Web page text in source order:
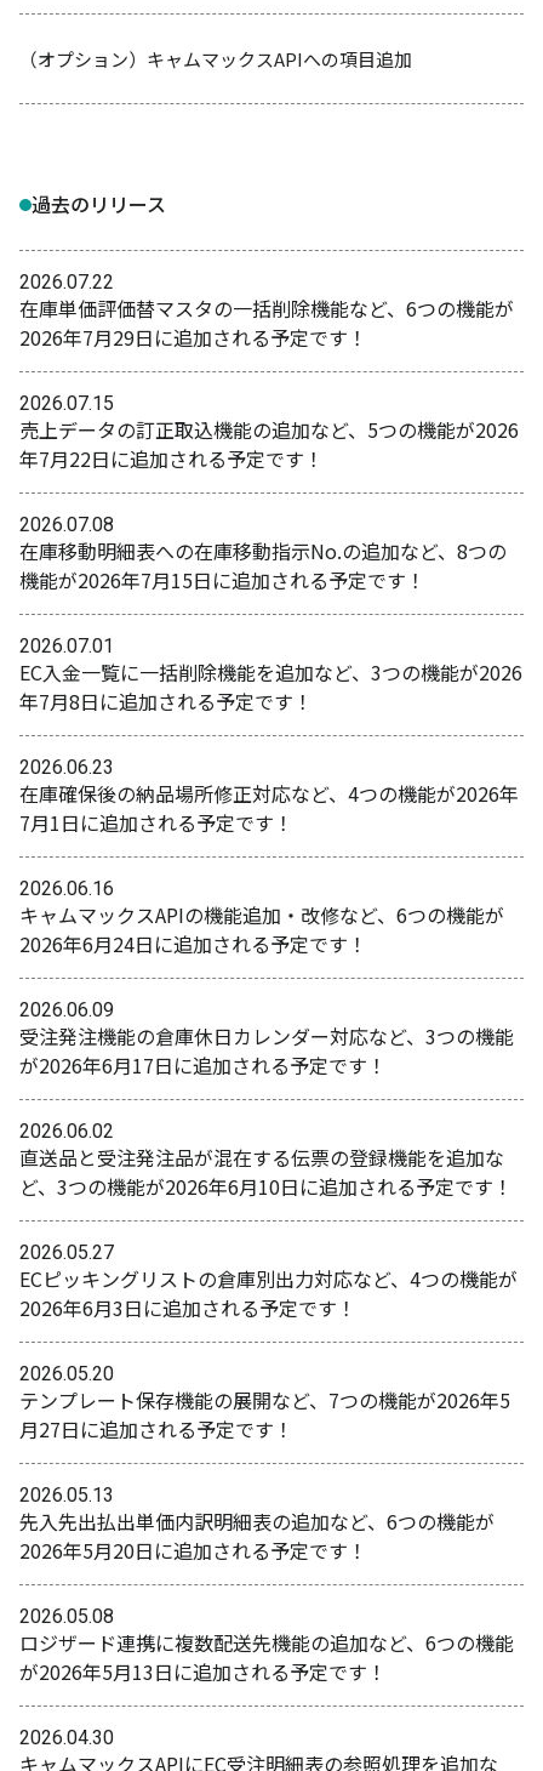
（オプション）キャムマックスAPIへの項目追加
過去のリリース
2026.07.22
在庫単価評価替マスタの一括削除機能など、6つの機能が
2026年7月29日に追加される予定です！
2026.07.15
売上データの訂正取込機能の追加など、5つの機能が2026
年7月22日に追加される予定です！
2026.07.08
在庫移動明細表への在庫移動指示No.の追加など、8つの
機能が2026年7月15日に追加される予定です！
2026.07.01
EC入金一覧に一括削除機能を追加など、3つの機能が2026
年7月8日に追加される予定です！
2026.06.23
在庫確保後の納品場所修正対応など、4つの機能が2026年
7月1日に追加される予定です！
2026.06.16
キャムマックスAPIの機能追加・改修など、6つの機能が
2026年6月24日に追加される予定です！
2026.06.09
受注発注機能の倉庫休日カレンダー対応など、3つの機能
が2026年6月17日に追加される予定です！
2026.06.02
直送品と受注発注品が混在する伝票の登録機能を追加な
ど、3つの機能が2026年6月10日に追加される予定です！
2026.05.27
ECピッキングリストの倉庫別出力対応など、4つの機能が
2026年6月3日に追加される予定です！
2026.05.20
テンプレート保存機能の展開など、7つの機能が2026年5
月27日に追加される予定です！
2026.05.13
先入先出払出単価内訳明細表の追加など、6つの機能が
2026年5月20日に追加される予定です！
2026.05.08
ロジザード連携に複数配送先機能の追加など、6つの機能
が2026年5月13日に追加される予定です！
2026.04.30
キャムマックスAPIにEC受注明細表の参照処理を追加な